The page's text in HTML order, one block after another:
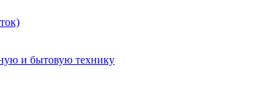
и бытовую технику